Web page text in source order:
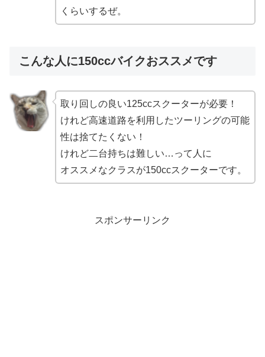
くらいするぜ。
こんな人に150ccバイクおススメです
取り回しの良い125ccスクーターが必要！
けれど高速道路を利用したツーリングの可能
性は捨てたくない！
けれど二台持ちは難しい…って人に
オススメなクラスが150ccスクーターです。
スポンサーリンク